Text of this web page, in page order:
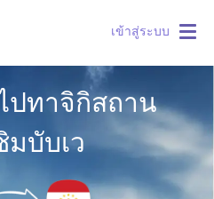
เข้าสู่ระบบ
ปทาจิกิสถาน
มบับเว